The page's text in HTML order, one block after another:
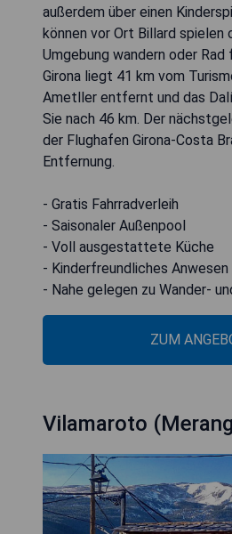
außerdem über einen
können vor Ort Billard spielen
Umgebung wandern oder Rad
Girona liegt 41 km vom
Ametller entfernt und das
Sie nach 46 km. Der
der Flughafen Girona-Costa
Entfernung.
- Gratis Fahrradverleih
- Saisonaler Außenpool
- Voll ausgestattete Küche
- Kinderfreundliches Anwesen
- Nahe gelegen zu Wander-
ZUM
Vilamaroto